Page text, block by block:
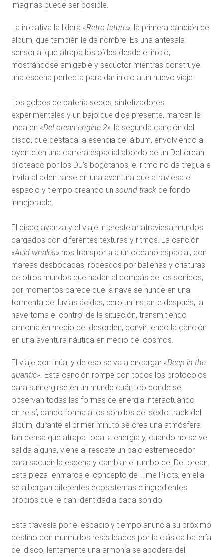
imaginas puede ser posible.
La iniciativa la lidera «Retro future», la primera canción del
álbum, que también le da nombre. Es una antesala
sensorial que atrapa los oídos desde el inicio,
mostrándose amigable y seductor mientras construye
una escena perfecta para dar inicio a un nuevo viaje.
Los golpes de batería secos, sintetizadores
experimentales y un bajo que dice presente, marcan la
línea en «DeLorean engine 2», la segunda canción del
disco, que destaca la esencia del álbum, envolviendo al
oyente en una carrera espacial abordo de un DeLorean
piloteado por los DJ’s bogotanos, el ritmo no da tregua e
invita al adentrarse en una aventura que atraviesa el
espacio y tiempo creando un sound trackde fondo
inmejorable.
El disco avanza y el viaje interestelar atraviesa mundos
cargados con diferentes texturas y ritmos. La canción
«Acid whales»nos transporta a un océano espacial, con
mareas desbocadas, rodeados por ballenas y criaturas
de otros mundos que nadan al compás de los sonidos,
por momentos parece que la nave se hunde en una
tormenta de lluvias ácidas, pero un instante después, la
nave toma el control de la situación, transmitiendo
armonía en medio del desorden, convirtiendo la canción
en una aventura náutica en medio del cosmos.
El viaje continúa, y de eso se va a encargar «Deep in the
quantic». Esta canción rompe con todos los protocolos
para sumergirse en un mundo cuántico donde se
observan todas las formas de energía interactuando
entre sí, dando forma a los sonidos del sexto track del
álbum, durante el primer minuto se crea una atmósfera
tan densa que atrapa toda la energía y, cuando no se ve
salida alguna, viene al rescate un bajo estremecedor
para sacudir la escena y cambiar el rumbo del DeLorean.
Esta pieza enmarca el concepto de Time Pilots, en ella
se albergan diferentes ecosistemas e ingredientes
propios que le dan identidad a cada sonido.
Esta travesía por el espacio y tiempo anuncia su próximo
destino con murmullos respaldados por la clásica batería
del disco, lentamente una armonía se apodera del